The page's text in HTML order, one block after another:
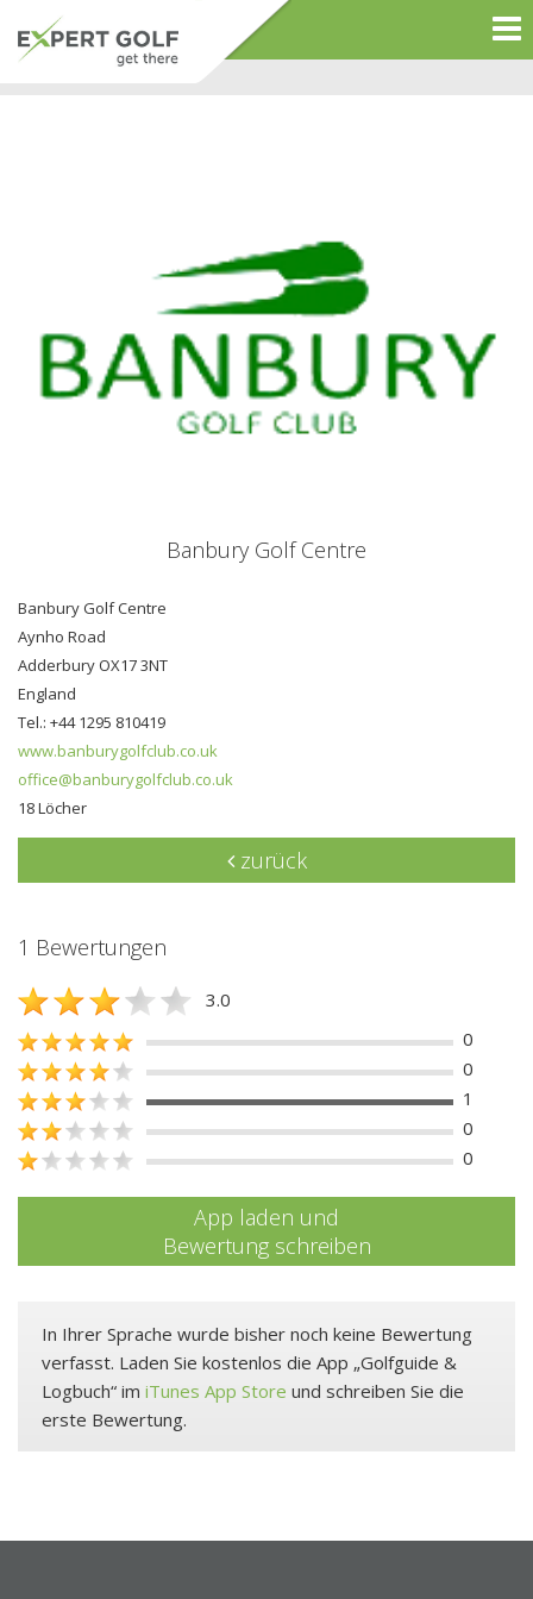
Banbury Golf Centre
Banbury Golf Centre
Aynho Road
Adderbury OX17 3NT
England
Tel.: +44 1295 810419
www.banburygolfclub.co.uk
office@banburygolfclub.co.uk
18 Löcher
zurück
1 Bewertungen
3.0
0
0
1
0
0
App laden und
Bewertung schreiben
In Ihrer Sprache wurde bisher noch keine Bewertung
verfasst. Laden Sie kostenlos die App „Golfguide &
Logbuch“ im iTunes App Store und schreiben Sie die
erste Bewertung.